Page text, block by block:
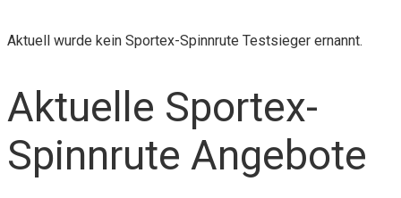
Aktuell wurde kein Sportex-Spinnrute Testsieger ernannt.
Aktuelle Sportex-
Spinnrute Angebote